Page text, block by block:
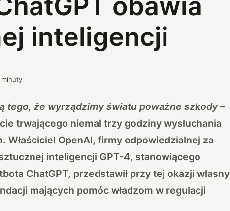
inteligencji
minuty
tego, że wyrządzimy światu poważne szkody–
trwającego niemal trzy godziny wysłuchania
Właściciel OpenAI, firmy odpowiedzialnej za
inteligencji GPT-4, stanowiącego
ChatGPT, przedstawił przy tej okazji własny
mających pomóc władzom w regulacji